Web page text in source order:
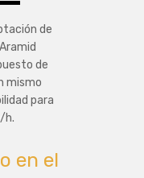
de
de
mismo
para
h.
en el